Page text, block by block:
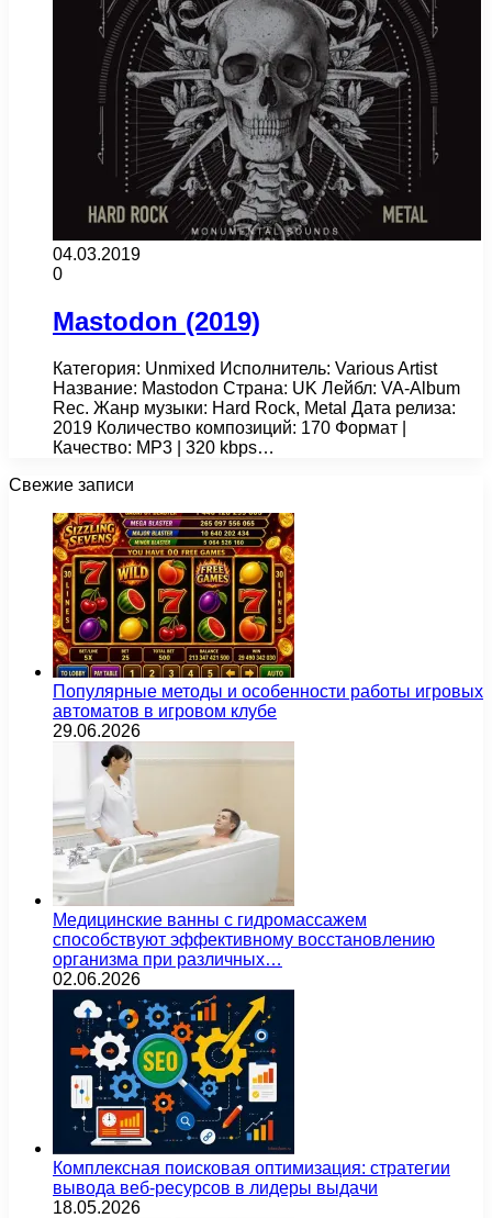
04.03.2019
0
Mastodon (2019)
Категория: Unmixed Исполнитель: Various Artist
Название: Mastodon Страна: UK Лейбл: VA-Album
Rec. Жанр музыки: Hard Rock, Metal Дата релиза:
2019 Количество композиций: 170 Формат |
Качество: MP3 | 320 kbps…
Свежие записи
Популярные методы и особенности работы игровых
автоматов в игровом клубе
29.06.2026
Медицинские ванны с гидромассажем
способствуют эффективному восстановлению
организма при различных…
02.06.2026
Комплексная поисковая оптимизация: стратегии
вывода веб-ресурсов в лидеры выдачи
18.05.2026